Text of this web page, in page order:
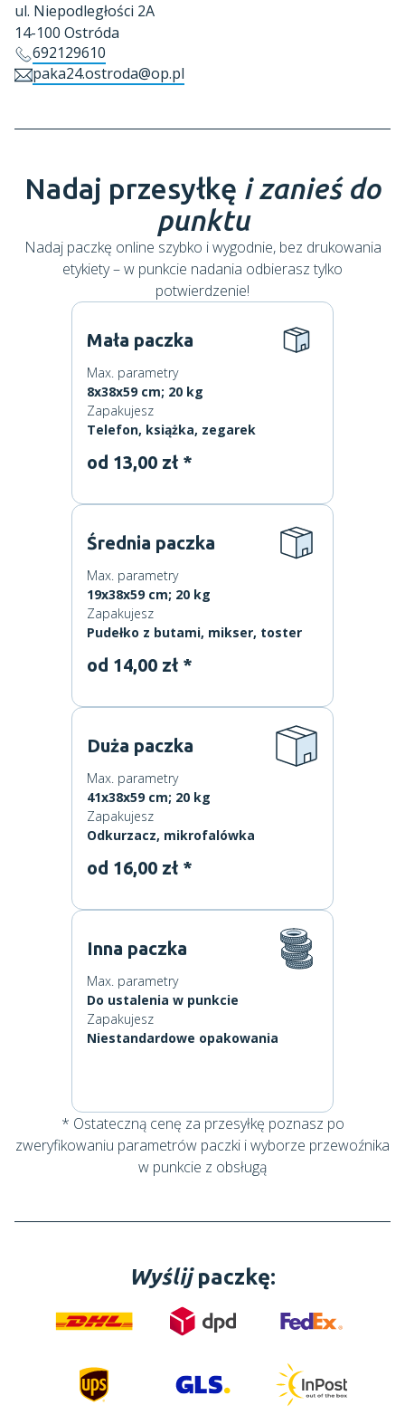
ul. Niepodległości 2A
14-100 Ostróda
692129610
paka24.ostroda@op.pl
Nadaj przesyłkę i zanieś do
punktu
Nadaj paczkę online szybko i wygodnie, bez drukowania
etykiety – w punkcie nadania odbierasz tylko
potwierdzenie!
Mała paczka
Max. parametry
8x38x59 cm; 20 kg
Zapakujesz
Telefon, książka, zegarek
od 13,00 zł *
Średnia paczka
Max. parametry
19x38x59 cm; 20 kg
Zapakujesz
Pudełko z butami, mikser, toster
od 14,00 zł *
Duża paczka
Max. parametry
41x38x59 cm; 20 kg
Zapakujesz
Odkurzacz, mikrofalówka
od 16,00 zł *
Inna paczka
Max. parametry
Do ustalenia w punkcie
Zapakujesz
Niestandardowe opakowania
* Ostateczną cenę za przesyłkę poznasz po
zweryfikowaniu parametrów paczki i wyborze przewoźnika
w punkcie z obsługą
Wyślijpaczkę: